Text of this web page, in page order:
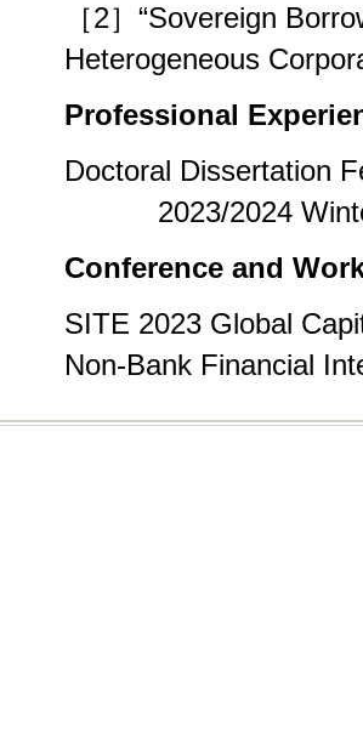
［2］“Sovereign
Heterogeneous
Professional
Doctoral Dissertation
2023/2024 W
Conference and
SITE 2023 Global
Non-Bank Financial